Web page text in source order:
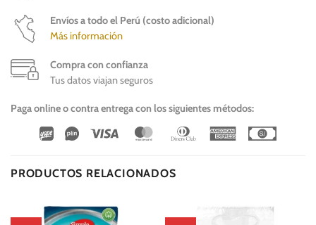
Envíos a todo el Perú (costo adicional)
Más información
Compra con confianza
Tus datos viajan seguros
Paga online o contra entrega con los siguientes métodos:
Wirecard
Vipps Visa MasterCardDinners
American
PRODUCTOS RELACIONADOS